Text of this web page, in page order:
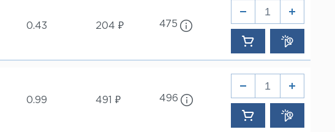
0.43 204 ₽ 475
0.99 491 ₽ 496